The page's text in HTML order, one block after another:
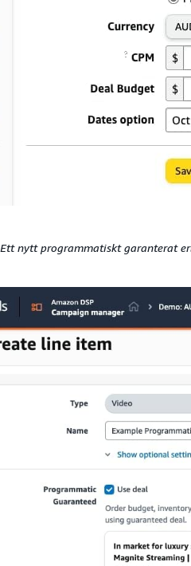
Ett nytt programmatiskt garanterat